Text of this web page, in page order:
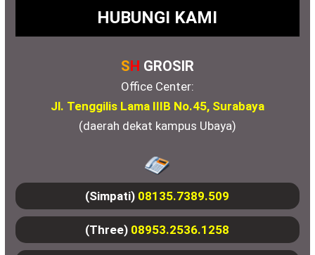
HUBUNGI KAMI
SH GROSIR
Office Center:
Jl. Tenggilis Lama IIIB No.45, Surabaya
(daerah dekat kampus Ubaya)
(Simpati) 08135.7389.509
(Three) 08953.2536.1258